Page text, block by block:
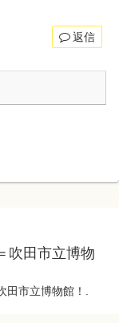
返信
吹田市立博物
田市立博物館！.